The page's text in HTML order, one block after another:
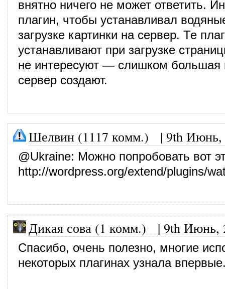
внятно ничего не может ответить.
плагин, чтобы устанавливал
загрузке картинки на сервер. Те
устанавливают при загрузке
не интересуют — слишком большая
сервер создают.
Шелвин (1117 комм.) | 9th Июнь,
@Ukraine: Можно попробовать вот
http://wordpress.org/extend/plugins/
Дикая сова (1 комм.) | 9th Июнь,
Спасибо, очень полезно, многие
некоторых плагинах узнала